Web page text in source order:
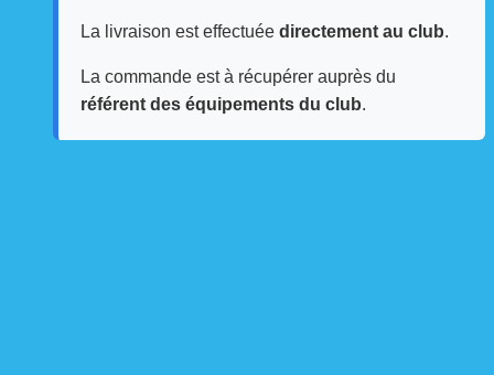
La livraison est effectuée directement au club.
La commande est à récupérer auprès du
référent des équipements du club.